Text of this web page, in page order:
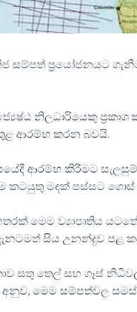
සම්පත් ප්‍රයෝජනයට
නිලධාරියෙකු ප්‍රකාශ
ආරම්භ කරන බවයි.
ආරම්භ කිරීමට
කටයුතු මඳක් පස්සට ගොස්
මෙම ව්‍යාපෘතිය
දැනටමත් සිය උනන්දුව පළ
සතු තෙල් සහ ගෑස්
අනුව, මෙම සම්පත්වල